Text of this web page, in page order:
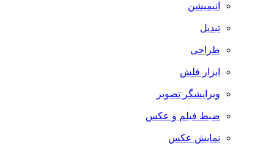
انیمیشن
تبدیل
طراحی
ابزار فلش
ویرایشگر تصویر
ضبط فيلم و عكس
نمایش عکس